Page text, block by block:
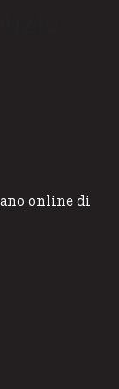
online di